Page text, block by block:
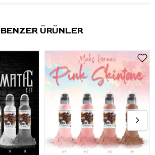
Siyah, beyaz ve gri tonlar
& grey, realistik, portre ve gölgelendirme
Vegan friendly ve animal cruelty-free
şişeyi iyice çalkalayınız. Uygulama
miktarı tek kullanımlık boya kabına
düzenine uygun şekilde kullanınız.
BENZER ÜRÜNLER